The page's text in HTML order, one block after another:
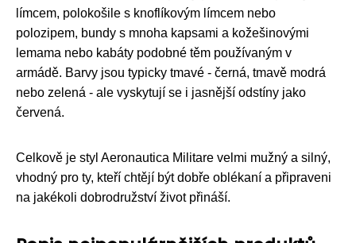
límcem, polokošile s knoflíkovým límcem nebo
polozipem, bundy s mnoha kapsami a kožešinovými
lemama nebo kabáty podobné těm používaným v
armádě. Barvy jsou typicky tmavé - černá, tmavě modrá
nebo zelená - ale vyskytují se i jasnější odstíny jako
červená.
Celkově je styl Aeronautica Militare velmi mužný a silný,
vhodný pro ty, kteří chtějí být dobře oblékaní a připraveni
na jakékoli dobrodružství život přináší.